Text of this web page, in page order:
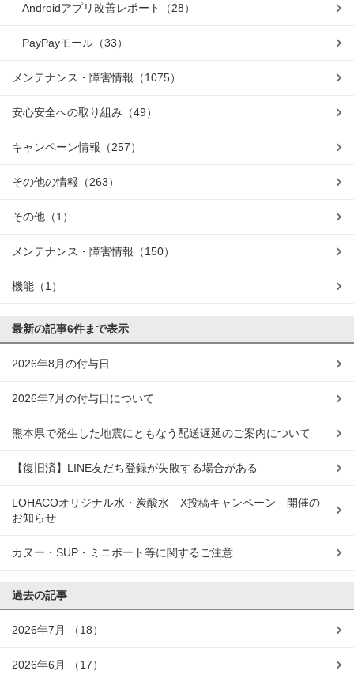
Androidアプリ改善レポート （28）
PayPayモール （33）
メンテナンス・障害情報 （1075）
安心安全への取り組み （49）
キャンペーン情報 （257）
その他の情報 （263）
その他 （1）
メンテナンス・障害情報 （150）
機能 （1）
最新の記事6件まで表示
2026年8月の付与日
2026年7月の付与日について
熊本県で発生した地震にともなう配送遅延のご案内について
【復旧済】LINE友だち登録が失敗する場合がある
LOHACOオリジナル水・炭酸水 X投稿キャンペーン 開催の
お知らせ
カヌー・SUP・ミニボート等に関するご注意
過去の記事
2026年7月 （18）
2026年6月 （17）